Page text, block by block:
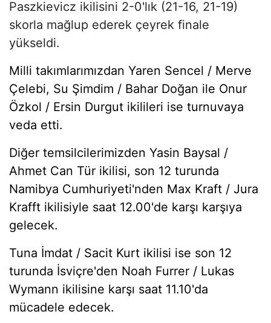
Paszkievicz ikilisini 2-0'lık (21-16, 21-19)
skorla mağlup ederek çeyrek finale
yükseldi.
Milli takımlarımızdan Yaren Sencel / Merve
Çelebi, Su Şimdim / Bahar Doğan ile Onur
Özkol / Ersin Durgut ikilileri ise turnuvaya
veda etti.
Diğer temsilcilerimizden Yasin Baysal /
Ahmet Can Tür ikilisi, son 12 turunda
Namibya Cumhuriyeti'nden Max Kraft / Jura
Krafft ikilisiyle saat 12.00'de karşı karşıya
gelecek.
Tuna İmdat / Sacit Kurt ikilisi ise son 12
turunda İsviçre'den Noah Furrer / Lukas
Wymann ikilisine karşı saat 11.10'da
mücadele edecek.